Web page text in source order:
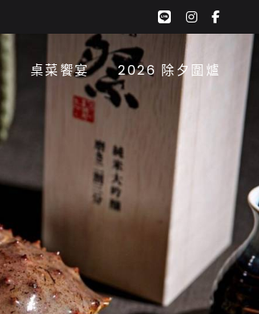
google-
plus-
桌菜饗宴 2026 除夕圍爐